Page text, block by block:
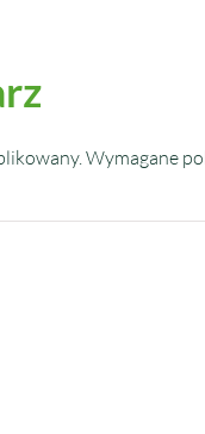
Wymagane